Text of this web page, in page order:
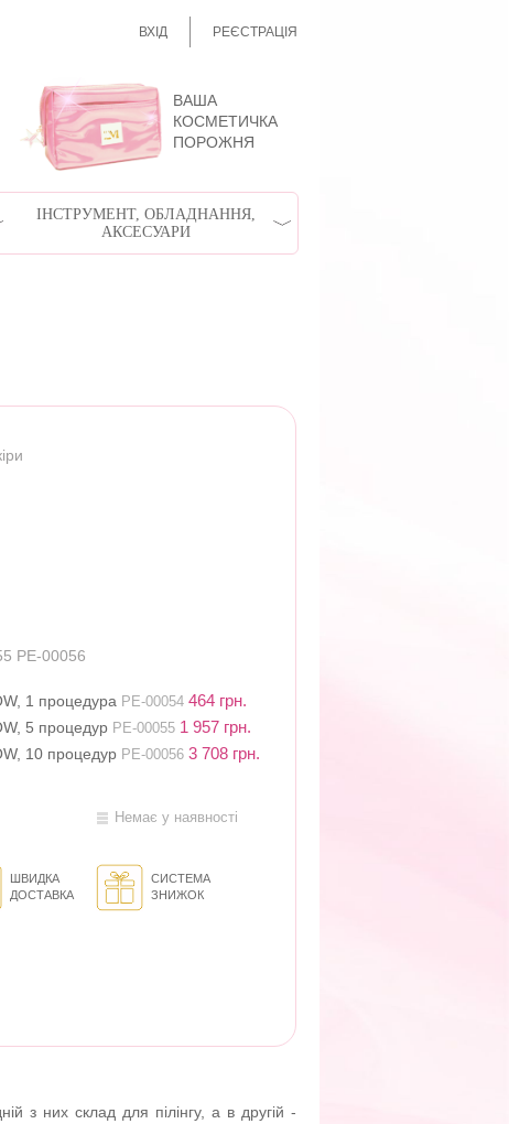
ВХІД РЕЄСТРАЦІЯ
ВАША
КОСМЕТИЧКА
ПОРОЖНЯ
ІНСТРУМЕНТ, ОБЛАДНАННЯ,
АКСЕСУАРИ
PE-00056
1 процедура PE-00054 464 грн.
5 процедур PE-00055 1 957 грн.
10 процедур PE-00056 3 708 грн.
Немає у наявності
ШВИДКА
ДОСТАВКА
СИСТЕМА
ЗНИЖОК
з них склад для пілінгу, а в другій -